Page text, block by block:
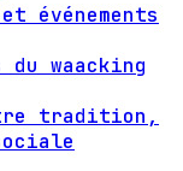
événements
waacking
tradition,